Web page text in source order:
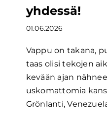
yhdessä!
01.06.2026
Vappu on takana,
taas olisi tekojen
kevään ajan
uskomattomia
Grönlanti,